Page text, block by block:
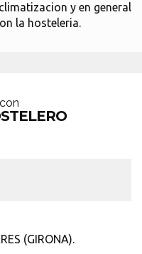
y en general
la hosteleria.
(GIRONA).